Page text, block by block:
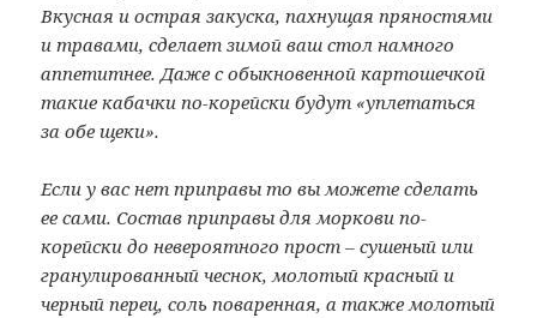
Вкусная и острая закуска, пахнущая пряностями
и травами, сделает зимой ваш стол намного
аппетитнее. Даже с обыкновенной картошечкой
такие кабачки по-корейски будут «уплетаться
за обе щеки».
Если у вас нет приправы то вы можете сделать
ее сами. Состав приправы для моркови по-
корейски до невероятного прост – сушеный или
гранулированный чеснок, молотый красный и
черный перец, соль поваренная, а также молотый